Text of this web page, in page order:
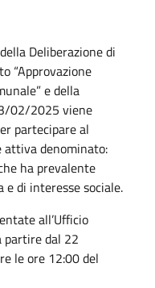
Deliberazione di
“Approvazione
e della
02/2025 viene
partecipare al
attiva denominato:
ha prevalente
di interesse sociale.
all’Ufficio
partire dal 22
le ore 12:00 del